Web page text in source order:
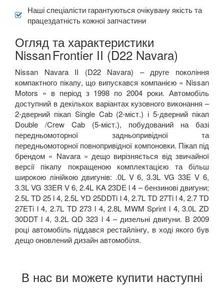
Наші спеціалісти гарантуються очікувану якість та
працездатність кожної запчастини
Огляд та характеристики
NissanFrontier II (D22 Navara)
Nissan Navara II (D22 Navara) – друге покоління
компактного пікапу, що випускався компанією « Nissan
Motors » в період з 1998 по 2004 роки. Автомобіль
доступний в декількох варіантах кузовного виконання –
2-дверний пікап Single Cab (2-міст.) і 5-дверний пікап
Double /Crew Cab (5-міст.), побудований на базі
передньомоторної задньопривідної та
передньомоторної повнопривідної компоновки. Пікап під
брендом « Navara » дещо вирізняється від звичайної
версії пікапу покращеною комплектацією та більш
широкою лінійкою двигунів: .0L V 6, 3.3L VG 33E V 6,
3.3L VG 33ER V 6, 2.4L KA 23DE l 4 – бензинові двигуни;
2.5L TD 25 l 4, 2.5L YD 25DDTi l 4, 2.7L TD 27Ti l 4, 2.7 TD
27ETi l 4, 2.7L TD 273 l 4, 2.8L MWM Sprint l 4, 3.0L ZD
30DDT l 4, 3.2L QD 323 l 4 – дизельні двигуни. В 2009
році автомобіль піддався рестайлінгу, в ході якого був
дещо оновлений дизайн автомобіля.
В нас ви можете купити наступні